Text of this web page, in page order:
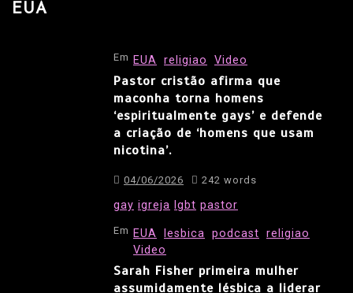
EUA
Em EUA religiao Video
Pastor cristão afirma que
maconha torna homens
‘espiritualmente gays’ e defende
a criação de ‘homens que usam
nicotina’.
04/06/2026 242 words
gay igreja lgbt pastor
Em EUA lesbica podcast religiao
Video
Sarah Fisher primeira mulher
assumidamente lésbica a liderar